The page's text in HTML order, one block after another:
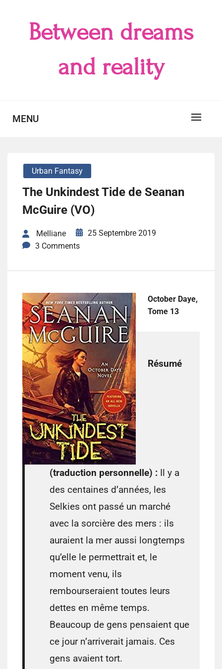
Between dreams
and reality
MENU
Urban Fantasy
The Unkindest Tide de Seanan
McGuire (VO)
Melliane
25 Septembre 2019
3 Comments
October Daye,
Tome 13
Résumé
(traduction personnelle) : Il y a
des centaines d’années, les
Selkies ont passé un marché
avec la sorcière des mers : ils
auraient la mer aussi longtemps
qu’elle le permettrait et, le
moment venu, ils
rembourseraient toutes leurs
dettes en même temps.
Beaucoup de gens pensaient que
ce jour n’arriverait jamais. Ces
gens avaient tort.